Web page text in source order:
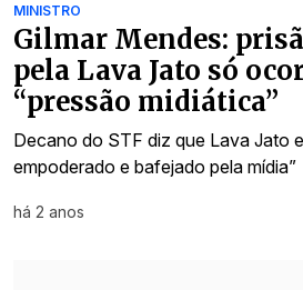
MINISTRO
Gilmar Mendes:
pela Lava Jato só
“pressão midiática”
Decano do STF diz que Lava Jato
empoderado e bafejado pela mídia”
há 2 anos